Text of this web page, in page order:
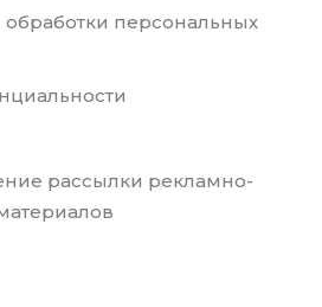
персональных
рассылки рекламно-